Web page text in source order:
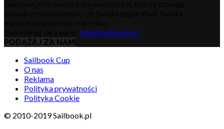
info@sailbook.pl
PODĄŻAJ ZA NAMI
Sailbook Cup
O nas
Reklama
Polityka prywatności
Polityka Cookie
© 2010-2019 Sailbook.pl